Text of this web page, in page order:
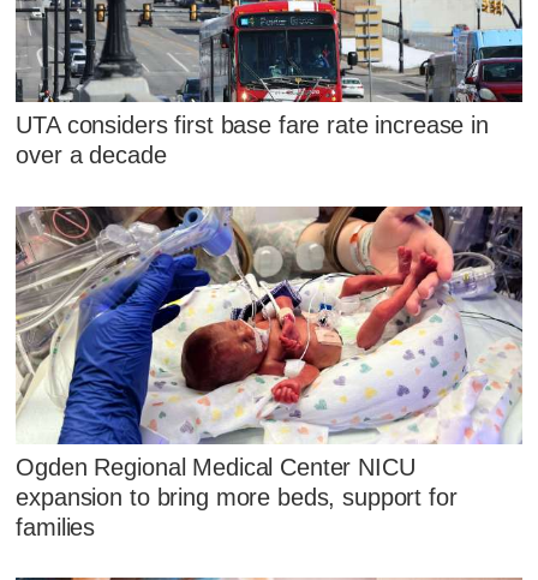
UTA considers first base fare rate increase in
over a decade
Ogden Regional Medical Center NICU
expansion to bring more beds, support for
families